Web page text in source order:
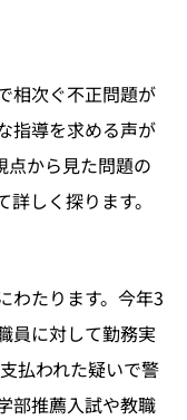
相次ぐ不正問題が
指導を求める声が
点から見た問題の
しく探ります。
わたります。今年3
員に対して勤務実
払われた疑いで警
部推薦入試や教職